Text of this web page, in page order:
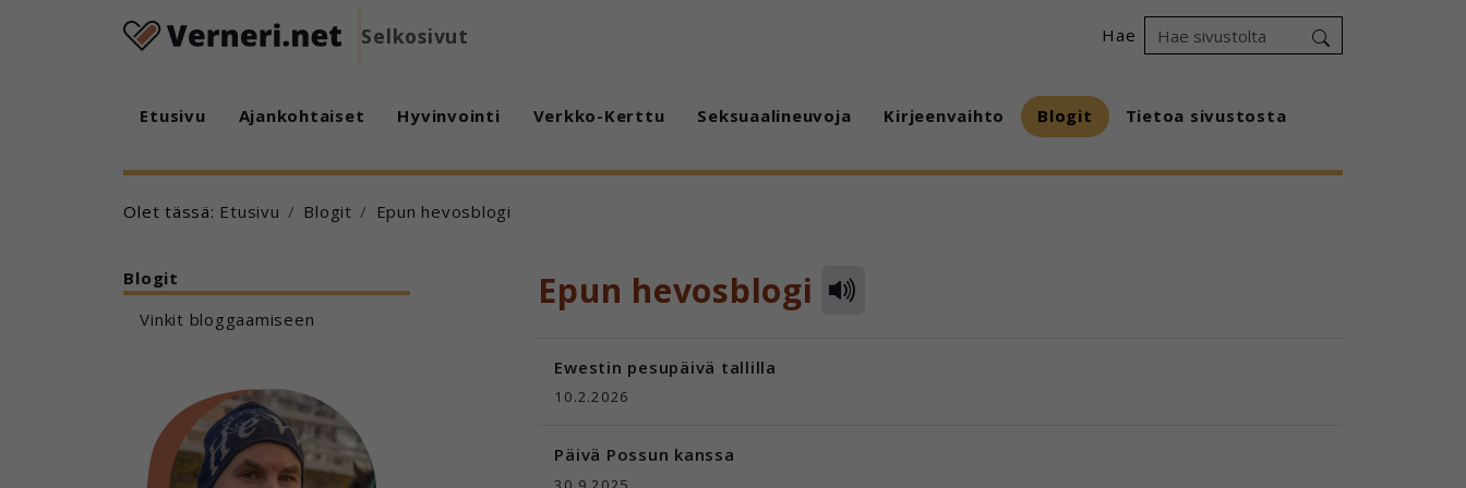
Selkosivut Hae
Etusivu Ajankohtaiset Hyvinvointi Verkko-Kerttu Seksuaalineuvoja Kirjeenvaihto Blogit Tietoa sivustosta
Olet tässä: Etusivu Blogit Epun hevosblogi
Blogit
Vinkit bloggaamiseen
Epun hevosblogi
Ewestin pesupäivä tallilla
10.2.2026
Päivä Possun kanssa